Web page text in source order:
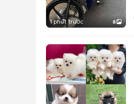
1 phút trước 8